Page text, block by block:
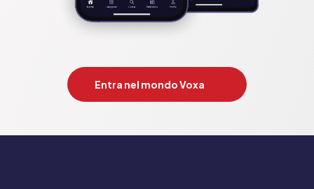
Entra nel mondo Voxa